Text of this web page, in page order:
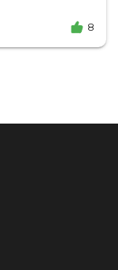
ответы.
Никаких
от
- ЛИЦО
греть
8